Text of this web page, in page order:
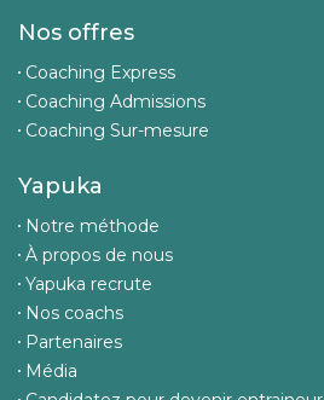
Nos offres
Coaching Express
Coaching Admissions
Coaching Sur-mesure
Yapuka
Notre méthode
À propos de nous
Yapuka recrute
Nos coachs
Partenaires
Média